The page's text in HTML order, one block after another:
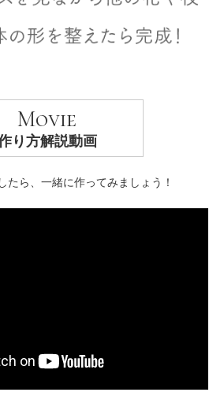
Movie
り方解説動画
たら、一緒に作ってみましょう！